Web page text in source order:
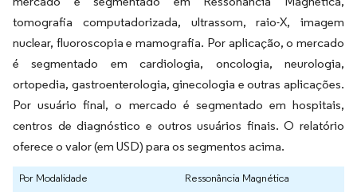
tomografia computadorizada, ultrassom, raio-X, imagem
nuclear, fluoroscopia e mamografia. Por aplicação, o mercado
é segmentado em cardiologia, oncologia, neurologia,
ortopedia, gastroenterologia, ginecologia e outras aplicações.
Por usuário final, o mercado é segmentado em hospitais,
centros de diagnóstico e outros usuários finais. O relatório
oferece o valor (em USD) para os segmentos acima.
Por Modalidade
Ressonância Magnética